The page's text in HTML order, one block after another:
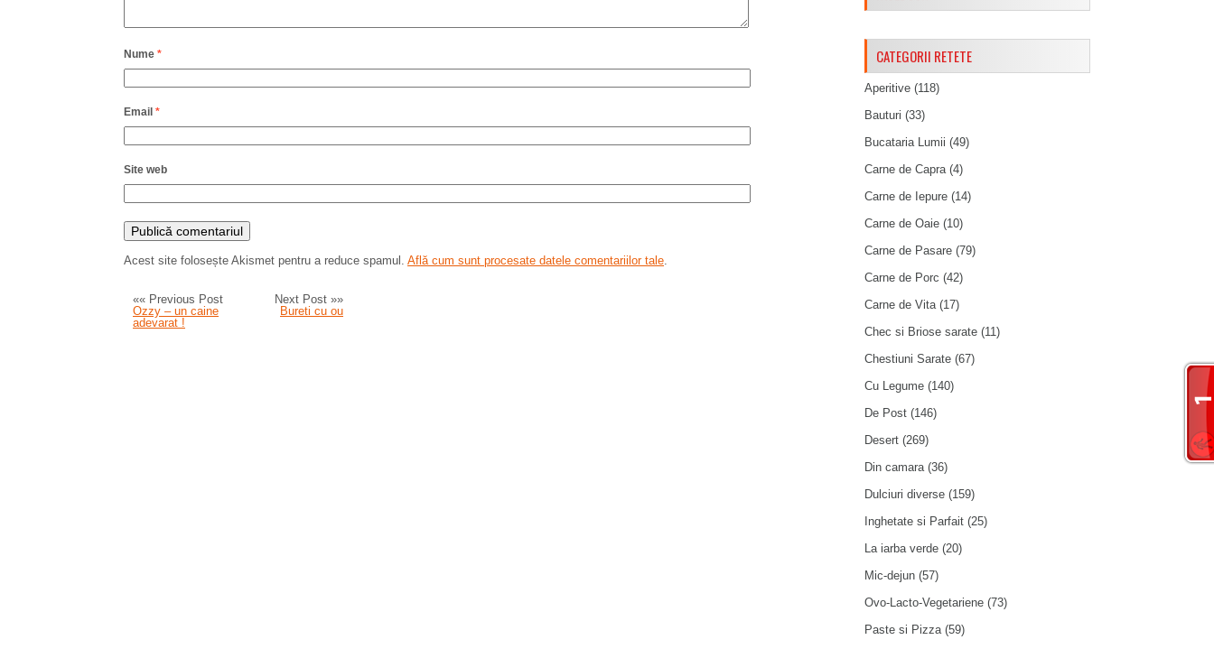
Nume *
Email *
Site web
Acest site folosește Akismet pentru a reduce spamul. Află cum sunt procesate datele comentariilor tale.
«« Previous Post
Ozzy – un caine
adevarat !
Next Post »»
Bureti cu ou
CATEGORII RETETE
Aperitive (118)
Bauturi (33)
Bucataria Lumii (49)
Carne de Capra(4)
Carne de Iepure (14)
Carne de Oaie (10)
Carne de Pasare (79)
Carne de Porc (42)
Carne de Vita(17)
Chec si Briose sarate (11)
Chestiuni Sarate (67)
Cu Legume (140)
De Post (146)
Desert (269)
Din camara(36)
Dulciuri diverse (159)
Inghetate si Parfait (25)
La iarba verde (20)
Mic-dejun (57)
Ovo-Lacto-Vegetariene (73)
Paste si Pizza(59)